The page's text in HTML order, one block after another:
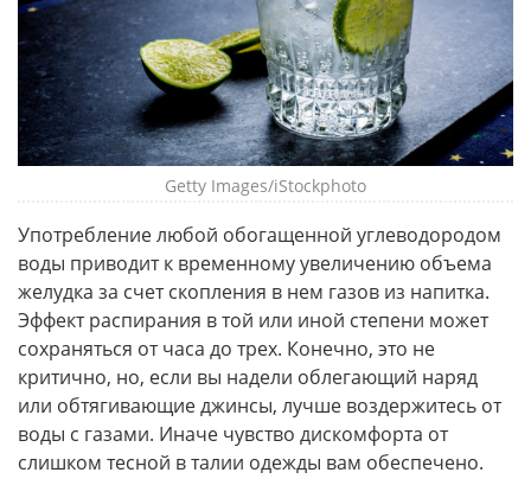
Getty Images/iStockphoto
Употребление любой обогащенной углеводородом
воды приводит к временному увеличению объема
желудка за счет скопления в нем газов из напитка.
Эффект распирания в той или иной степени может
сохраняться от часа до трех. Конечно, это не
критично, но, если вы надели облегающий наряд
или обтягивающие джинсы, лучше воздержитесь от
воды с газами. Иначе чувство дискомфорта от
слишком тесной в талии одежды вам обеспечено.